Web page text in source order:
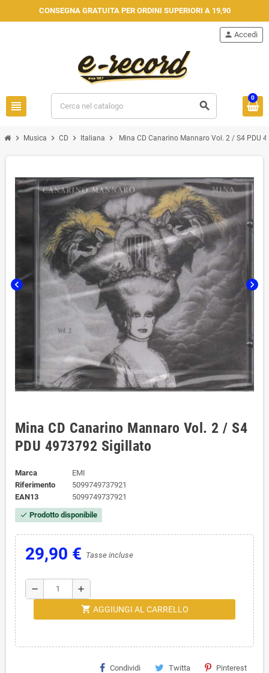
CONSEGNA GRATUITA PER ORDINI SUPERIORI A 19,90
view_headline search
person Accedi
0
chevron_right Musica chevron_right CD chevron_right Italiana chevron_right Mina CD Canarino Mannaro Vol. 2 / S4 PDU
chevron_left chevron_right
Mina CD Canarino Mannaro Vol. 2 / S4
PDU ‎4973792 Sigillato
Marca
EMI
Riferimento
5099749737921
EAN13
5099749737921
check Prodotto disponibile
29,90 € Tasse incluse
remove add
shopping_cart AGGIUNGI AL CARRELLO
Condividi Twitta Pinterest